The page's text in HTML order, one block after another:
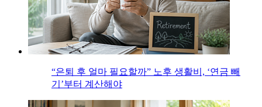
“은퇴 후 얼마 필요할까” 노후 생활비, ‘연금 빼
기’부터 계산해야